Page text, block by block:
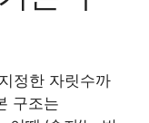
정한 자릿수까
구조는